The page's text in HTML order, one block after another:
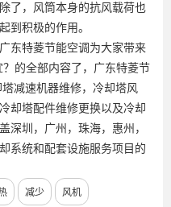
了，风筒本身的抗风载荷也
到积极的作用。
东特菱节能空调为大家带来
的全部内容了，广东特菱节
减速机器维修，冷却塔风
却塔配件维修更换以及冷却
深圳，广州，珠海，惠州，
系统和配套设施服务项目的
减少 风机